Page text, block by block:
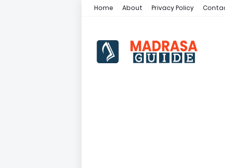
Home About Privacy Policy